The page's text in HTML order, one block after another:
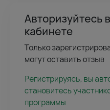
Авторизуйтесь
кабинете
Только
могут оставить отзыв
Регистрируясь, вы
становитесь
программы